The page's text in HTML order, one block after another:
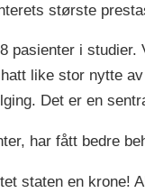
største
pasienter i
like stor nytte
Det er en
har fått bedre
staten en krone!